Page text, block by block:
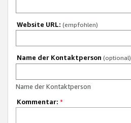
Website URL: (empfohlen)
Name der Kontaktperson (optional)
Name der Kontaktperson
Kommentar: *